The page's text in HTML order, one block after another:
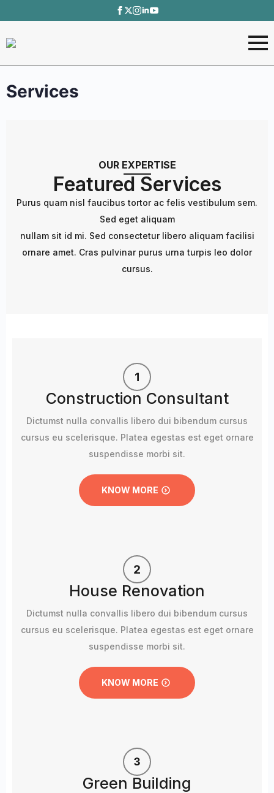
Services
OUR EXPERTISE
Featured Services
Purus quam nisl faucibus tortor ac felis vestibulum sem.
Sed eget aliquam
nullam sit id mi. Sed consectetur libero aliquam facilisi
ornare amet. Cras pulvinar purus urna turpis leo dolor
cursus.
Construction Consultant
Dictumst nulla convallis libero dui bibendum cursus
cursus eu scelerisque. Platea egestas est eget ornare
suspendisse morbi sit.
KNOW MORE
House Renovation
Dictumst nulla convallis libero dui bibendum cursus
cursus eu scelerisque. Platea egestas est eget ornare
suspendisse morbi sit.
KNOW MORE
Green Building